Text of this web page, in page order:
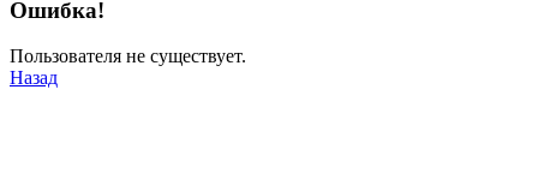
Ошибка!
Пользователя не существует.
Назад